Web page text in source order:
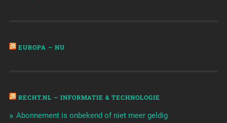
EUROPA – NU
RECHT.NL – INFORMATIE & TECHNOLOGIE
Abonnement is onbekend of niet meer geldig